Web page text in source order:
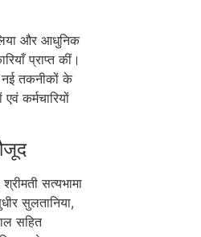
लिया और आधुनिक
प्राप्त कीं।
नई तकनीकों के
कर्मचारियों
सत्यभामा
सुलतानिया,
सहित